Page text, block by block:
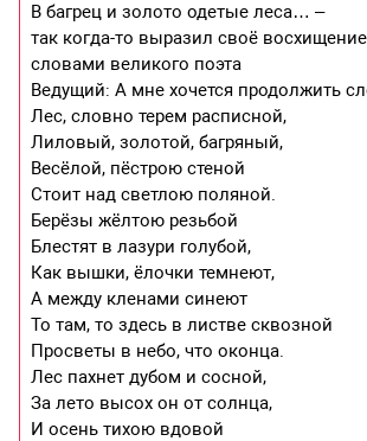
В багрец и золото одетые леса… –
так когда-то выразил своё
словами великого поэта
Ведущий: А мне хочется продолжить
Лес, словно терем расписной,
Лиловый, золотой, багряный,
Весёлой, пёстрою стеной
Стоит над светлою поляной.
Берёзы жёлтою резьбой
Блестят в лазури голубой,
Как вышки, ёлочки темнеют,
А между кленами синеют
То там, то здесь в листве сквозной
Просветы в небо, что оконца.
Лес пахнет дубом и сосной,
За лето высох он от солнца,
И осень тихою вдовой